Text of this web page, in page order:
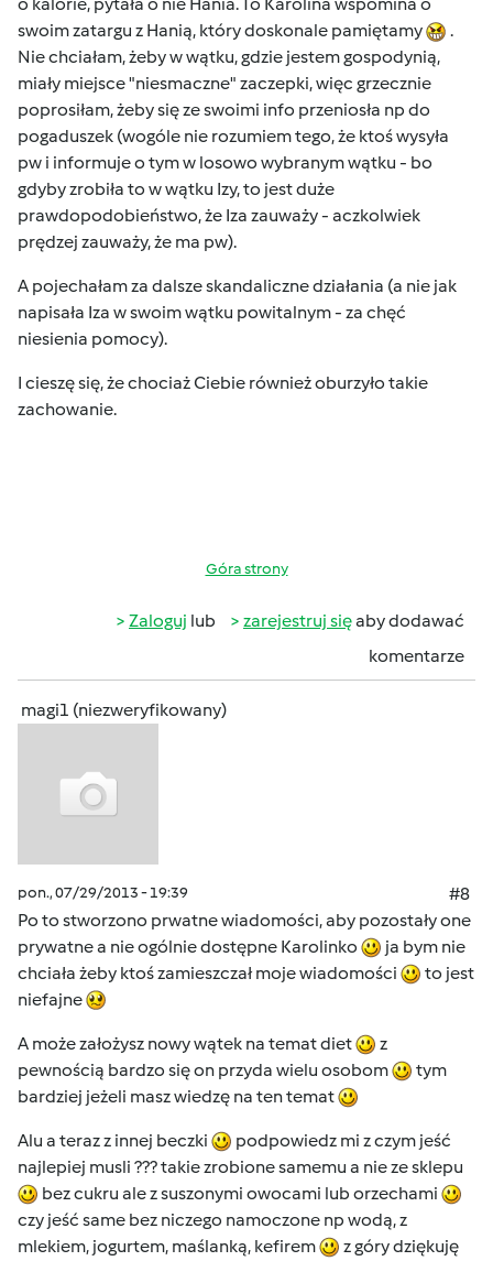
swoim zatargu z Hanią, który doskonale pamiętamy
.
Nie chciałam, żeby w wątku, gdzie jestem gospodynią,
miały miejsce "niesmaczne" zaczepki, więc grzecznie
poprosiłam, żeby się ze swoimi info przeniosła np do
pogaduszek (wogóle nie rozumiem tego, że ktoś wysyła
pw i informuje o tym w losowo wybranym wątku - bo
gdyby zrobiła to w wątku Izy, to jest duże
prawdopodobieństwo, że Iza zauważy - aczkolwiek
prędzej zauważy, że ma pw).
A pojechałam za dalsze skandaliczne działania (a nie jak
napisała Iza w swoim wątku powitalnym - za chęć
niesienia pomocy).
I cieszę się, że chociaż Ciebie również oburzyło takie
zachowanie.
Góra strony
Zaloguj lub zarejestruj sięaby dodawać
komentarze
magi1 (niezweryfikowany)
pon., 07/29/2013 - 19:39
#8
Po to stworzono prwatne wiadomości, aby pozostały one
prywatne a nie ogólnie dostępne Karolinko
ja bym nie
chciała żeby ktoś zamieszczał moje wiadomości
to jest
niefajne
A może założysz nowy wątek na temat diet
z
pewnością bardzo się on przyda wielu osobom
tym
bardziej jeżeli masz wiedzę na ten temat
Alu a teraz z innej beczki
podpowiedz mi z czym jeść
najlepiej musli ??? takie zrobione samemu a nie ze sklepu
bez cukru ale z suszonymi owocami lub orzechami
czy jeść same bez niczego namoczone np wodą, z
mlekiem, jogurtem, maślanką, kefirem
z góry dziękuję